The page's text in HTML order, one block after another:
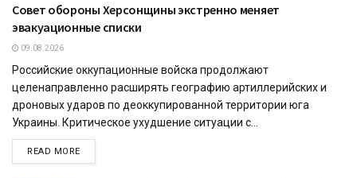
Совет обороны Херсонщины экстренно меняет
эвакуационные списки
09.08.2026
Российские оккупационные войска продолжают
целенаправленно расширять географию артиллерийских и
дроновых ударов по деоккупированной территории юга
Украины. Критическое ухудшение ситуации с...
READ MORE